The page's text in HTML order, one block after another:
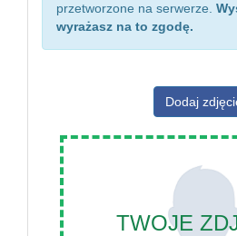
przetworzone na serwerze.
wyrażasz na to zgodę.
Dodaj
TWOJE